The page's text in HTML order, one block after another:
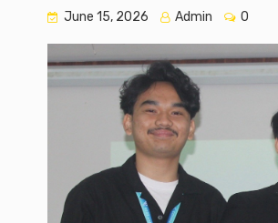
June 15, 2026 Admin 0